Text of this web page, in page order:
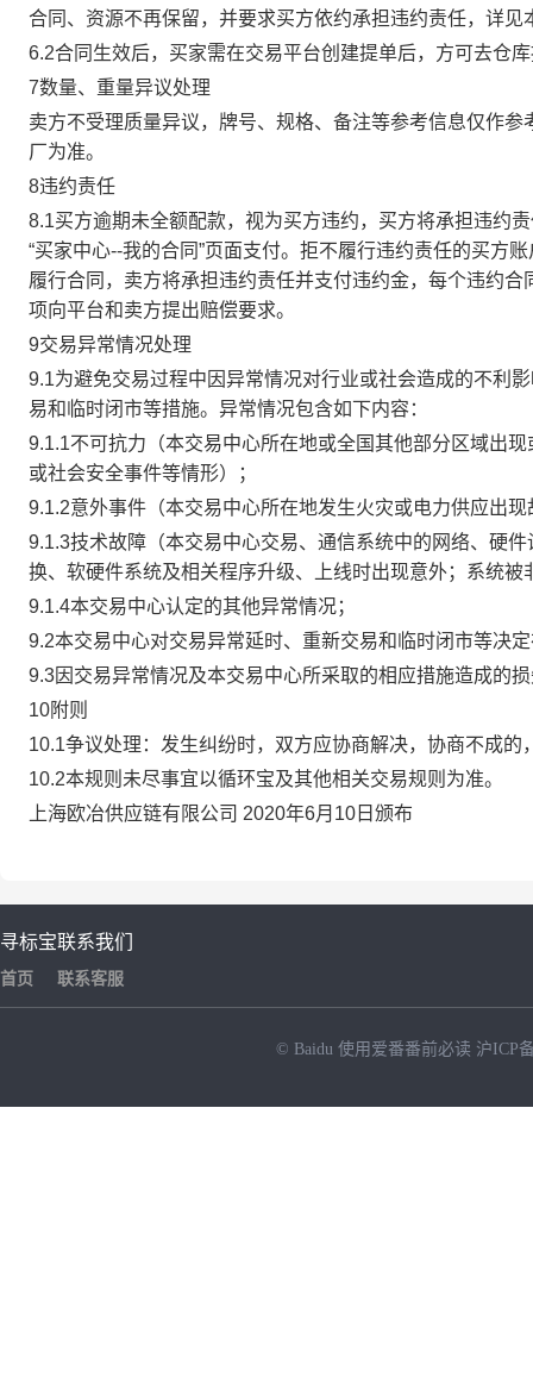
合同、资源不再保留，并要求买方依约承担违约责任，详见
6.2合同生效后，买家需在交易平台创建提单后，方可去仓
7数量、重量异议处理
卖方不受理质量异议，牌号、规格、备注等参考信息仅作
厂为准。
8违约责任
8.1买方逾期未全额配款，视为买方违约，买方将承担违约
“买家中心--我的合同”页面支付。拒不履行违约责任的买方
履行合同，卖方将承担违约责任并支付违约金，每个违约
项向平台和卖方提出赔偿要求。
9交易异常情况处理
9.1为避免交易过程中因异常情况对行业或社会造成的不利
易和临时闭市等措施。异常情况包含如下内容：
9.1.1不可抗力（本交易中心所在地或全国其他部分区域出
或社会安全事件等情形）；
9.1.2意外事件（本交易中心所在地发生火灾或电力供应出
9.1.3技术故障（本交易中心交易、通信系统中的网络、硬
换、软硬件系统及相关程序升级、上线时出现意外；系统
9.1.4本交易中心认定的其他异常情况；
9.2本交易中心对交易异常延时、重新交易和临时闭市等决
9.3因交易异常情况及本交易中心所采取的相应措施造成的
10附则
10.1争议处理：发生纠纷时，双方应协商解决，协商不成
10.2本规则未尽事宜以循环宝及其他相关交易规则为准。
上海欧冶供应链有限公司 2020年6月10日颁布
寻标宝
首页
联系我们
联系客服
© Baidu 使用爱番番前必读 沪ICP